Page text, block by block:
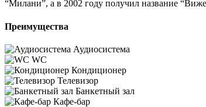
“Милани”, а в 2002 году получил название
Преимущества
Аудиосистема
WC
Кондиционер
Телевизор
Банкетный зал
Кафе-бар